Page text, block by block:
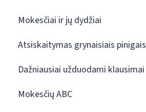
Mokesčiai ir jų dydžiai
Atsiskaitymas grynaisiais pinigais
Dažniausiai užduodami klausimai
Mokesčių ABC